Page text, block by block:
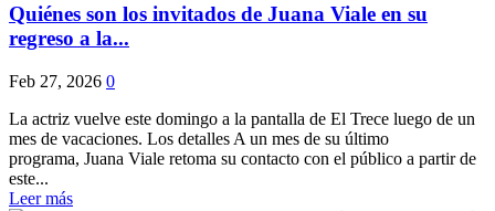
Quiénes son los invitados de Juana Viale en su
regreso a la...
Feb 27, 2026 0
La actriz vuelve este domingo a la pantalla de El Trece luego de un
mes de vacaciones. Los detalles A un mes de su último
programa, Juana Viale retoma su contacto con el público a partir de
este...
Leer más